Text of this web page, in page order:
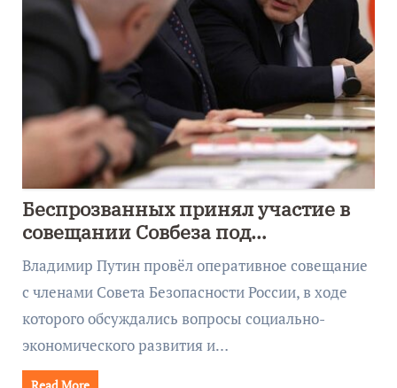
Беспрозванных принял участие в
совещании Совбеза под
руководством Путина
Владимир Путин провёл оперативное совещание
с членами Совета Безопасности России, в ходе
которого обсуждались вопросы социально-
экономического развития и…